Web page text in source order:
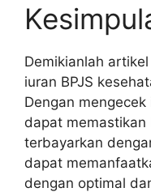
Demikianlah
iuran BPJS
Dengan
dapat
terbayarkan
dapat
dengan optimal